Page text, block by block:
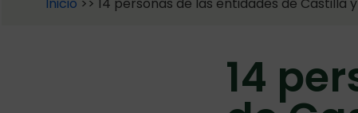
Inicio >> 14 personas de las entidades de Castilla
14